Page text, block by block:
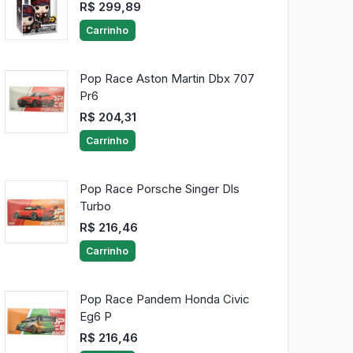
R$ 299,89
Carrinho
Pop Race Aston Martin Dbx 707
Pr6
R$ 204,31
Carrinho
Pop Race Porsche Singer Dls
Turbo
R$ 216,46
Carrinho
Pop Race Pandem Honda Civic
Eg6 P
R$ 216,46